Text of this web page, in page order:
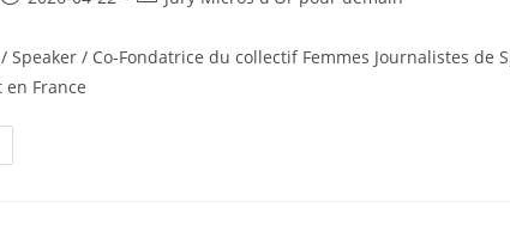
Speaker / Co-Fondatrice du collectif Femmes Journalistes de
en France